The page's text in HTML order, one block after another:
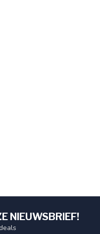
NIEUWSBRIEF!